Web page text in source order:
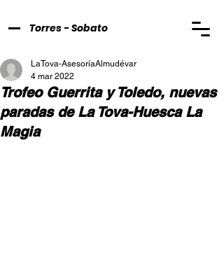
Torres - Sobato
Trofeo Guerrita y Toledo, nuevas
paradas de La Tova-Huesca La
Magia
LaTova-AsesoríaAlmudévar
4 mar 2022